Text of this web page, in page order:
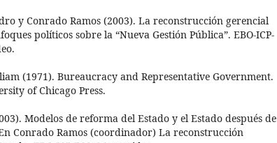
y Conrado Ramos (2003). La reconstrucción gerencial
políticos sobre la “Nueva Gestión Pública”. EBO-ICP-
(1971). Bureaucracy and Representative Government.
of Chicago Press.
Modelos de reforma del Estado y el Estado después de
Conrado Ramos (coordinador) La reconstrucción